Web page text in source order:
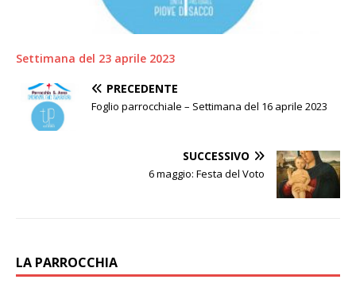
Settimana del 23 aprile 2023
PRECEDENTE
Foglio parrocchiale – Settimana del 16 aprile 2023
SUCCESSIVO
6 maggio: Festa del Voto
LA PARROCCHIA